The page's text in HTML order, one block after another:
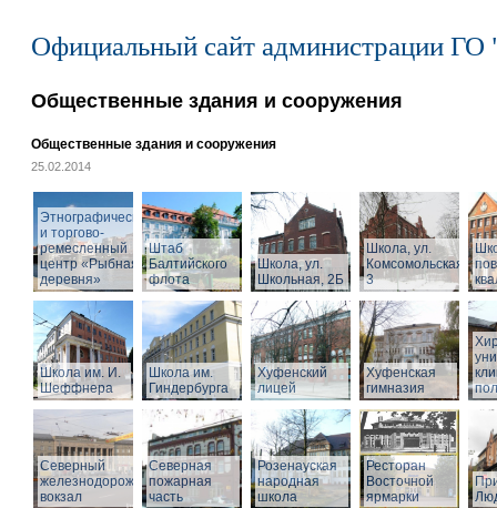
Официальный сайт администрации ГО
Общественные здания и сооружения
Общественные здания и сооружения
25.02.2014
Этнографический
и торгово-
ремесленный
центр «Рыбная
деревня»
Штаб
Балтийского
флота
Школа, ул.
Школьная, 2Б
Школа, ул.
Комсомольская,
3
Школа им. И.
Шеффнера
Школа им.
Гиндербурга
Хуфенский
лицей
Хуфенская
гимназия
Северный
железнодорожный
вокзал
Северная
пожарная
часть
Розенауская
народная
школа
Ресторан
Восточной
ярмарки